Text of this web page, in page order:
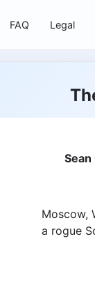
FAQ Legal
Moscow,
a rogue